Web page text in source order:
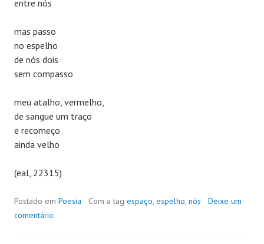
entre nós
mas passo
no espelho
de nós dois
sem compasso
meu atalho, vermelho,
de sangue um traço
e recomeço
ainda velho
(eal, 22315)
Postado em Poesia Com a tag espaço, espelho, nós
Deixe um
comentário